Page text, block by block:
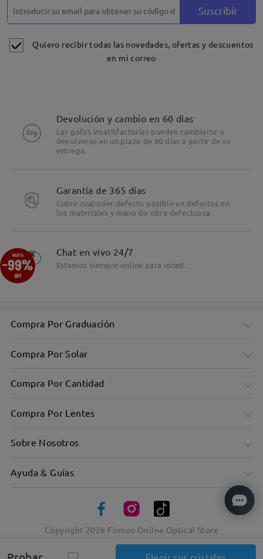
Detalles
Elegancia atemporal en atrevidos marcos cuadrados
Suscribir
Quiero recibir todas las novedades, ofertas y descuentos
en mi correo
Devolución y cambio en 60 días
Las gafas insatisfactorias pueden cambiarse o
devolverse en un plazo de 60 días a partir de su
entrega.
Garantía de 365 días
Cubre cualquier defecto posible en defectos en
los materiales y mano do obra defectuosa
Chat en vivo 24/7
Estamos siempre online para usted.
Compra Por Graduación
Compra Por Solar
Compra Por Cantidad
Compra Por Lentes
Sobre Nosotros
Ayuda & Guías
Copyright 2026 Firmoo Online Optical Store
×